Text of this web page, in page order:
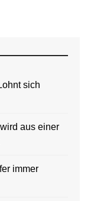
sich
aus einer
immer